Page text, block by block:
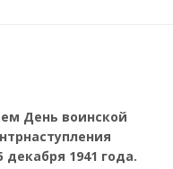
День воинской
1941 года.